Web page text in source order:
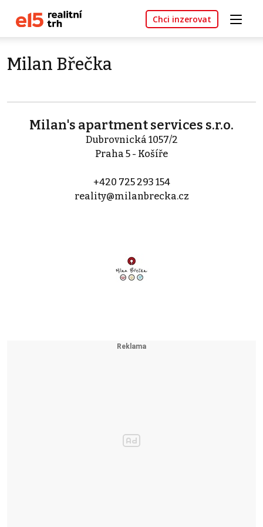
Chci inzerovat
Milan Břečka
Milan's apartment services s.r.o.
Dubrovnická 1057/2
Praha 5 - Košíře
+420 725 293 154
reality@milanbrecka.cz